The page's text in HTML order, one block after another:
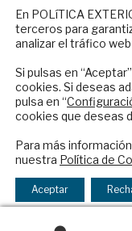
Informe
Exterior.
Legal|
Financiado por
Recuperación,
En POLíTICA
terceros para
analizar el tráfico
Si pulsas en
cookies. Si deseas
pulsa en “
cookies que deseas
Para más
nuestra Política de
Aceptar
Suscríbase a
reciba en su
internacional
Checkbox
acepto
la
política
política de